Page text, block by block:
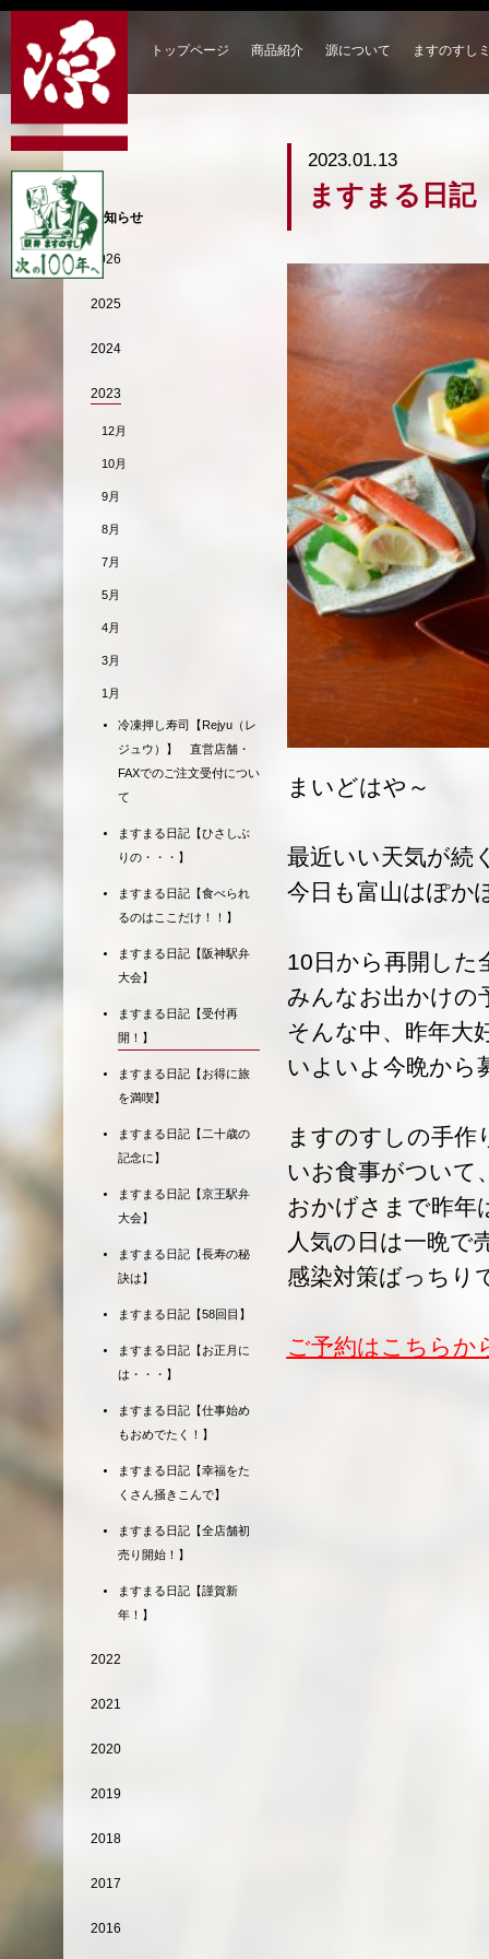
トップページ 商品紹介 源について ますのすし
2023.01.13
ますまる日記
まいどはや～
最近いい天気が続
今日も富山はぽか
10日から再開した
みんなお出かけの
そんな中、昨年大
いよいよ今晩から
ますのすしの手作
いお食事がついて
おかげさまで昨年
人気の日は一晩で
感染対策ばっちり
ご予約はこちらか
お知らせ
2026
2025
2024
2023
12月
10月
9月
8月
7月
5月
4月
3月
1月
冷凍押し寿司【Rejyu（レ
ジュウ）】 直営店舗・
FAXでのご注文受付につい
て
ますまる日記【ひさしぶ
りの・・・】
ますまる日記【食べられ
るのはここだけ！！】
ますまる日記【阪神駅弁
大会】
ますまる日記【受付再
開！】
ますまる日記【お得に旅
を満喫】
ますまる日記【二十歳の
記念に】
ますまる日記【京王駅弁
大会】
ますまる日記【長寿の秘
訣は】
ますまる日記【58回目】
ますまる日記【お正月に
は・・・】
ますまる日記【仕事始め
もおめでたく！】
ますまる日記【幸福をた
くさん掻きこんで】
ますまる日記【全店舗初
売り開始！】
ますまる日記【謹賀新
年！】
2022
2021
2020
2019
2018
2017
2016